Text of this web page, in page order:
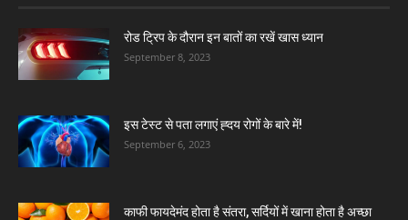
रोड ट्रिप के दौरान इन बातों का रखें खास ध्यान
September 8, 2023
इस टेस्ट से पता लगाएं ह्दय रोगों के बारे में!
September 6, 2023
काफी फायदेमंद होता है संतरा, सर्दियों में खाना होता है अच्छा